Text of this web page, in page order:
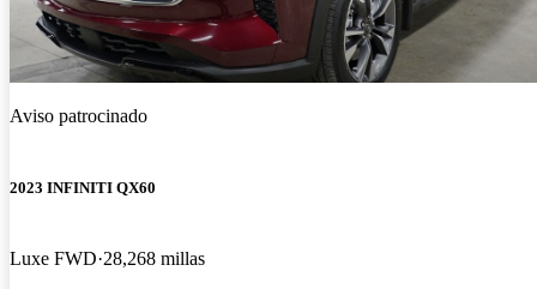
Aviso patrocinado
2023 INFINITI QX60
Luxe FWD 28,268 millas